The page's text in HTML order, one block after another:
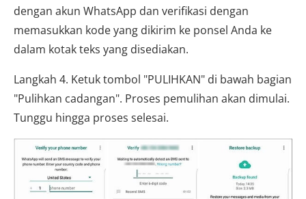
dengan akun WhatsApp dan verifikasi dengan
memasukkan kode yang dikirim ke ponsel Anda ke
dalam kotak teks yang disediakan.
Langkah 4. Ketuk tombol "PULIHKAN" di bawah bagian
"Pulihkan cadangan". Proses pemulihan akan dimulai.
Tunggu hingga proses selesai.